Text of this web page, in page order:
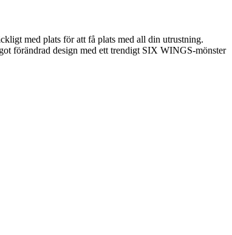
med plats för att få plats med all din utrustning.
förändrad design med ett trendigt SIX WINGS-mönster